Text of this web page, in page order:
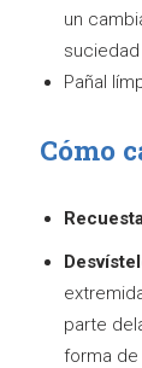
un
Pañal
Cómo
parte
forma de